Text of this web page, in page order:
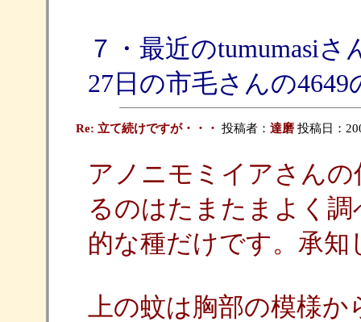
７・最近のtumumasi
27日の市毛さんの
Re: 立て続けですが・・・ 投稿者： 達磨 投稿日：
アノニモミイアさん
るのはたまたまよく
的な種だけです。承
上の蚊は胸部の模様か